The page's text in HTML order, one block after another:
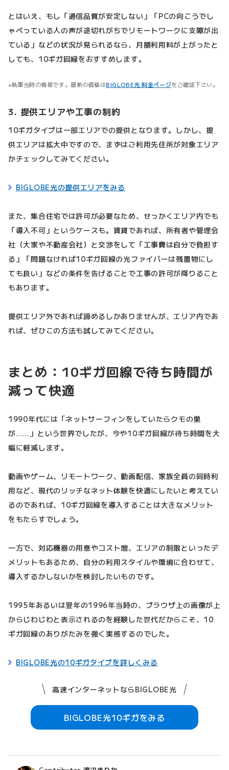
とはいえ、もし「通信品質が安定しない」「PCの向こうでし
ゃべっている人の声が途切れがちでリモートワークに支障が出
ている」などの状況が見られるなら、月額利用料が上がったと
しても、10ギガ回線をおすすめします。
執筆当時の情報です。最新の価格はBIGLOBE光 料金ページをご確認下さい。
3. 提供エリアや工事の制約
10ギガタイプは一部エリアでの提供となります。しかし、提
供エリアは拡大中ですので、まずはご利用先住所が対象エリア
かチェックしてみてください。
BIGLOBE光の提供エリアをみる
また、集合住宅では許可が必要なため、せっかくエリア内でも
「導入不可」というケースも。賃貸であれば、所有者や管理会
社（大家や不動産会社）と交渉をして「工事費は自分で負担す
る」「問題なければ10ギガ回線の光ファイバーは残置物にし
ても良い」などの条件を告げることで工事の許可が降りること
もあります。
提供エリア外であれば諦めるしかありませんが、エリア内であ
れば、ぜひこの方法も試してみてください。
まとめ：10ギガ回線で待ち時間が
減って快適
1990年代には「ネットサーフィンをしていたらクモの巣
が……」という世界でしたが、今や10ギガ回線が待ち時間を大
幅に軽減します。
動画やゲーム、リモートワーク、動画配信、家族全員の同時利
用など、現代のリッチなネット体験を快適にしたいと考えてい
るのであれば、10ギガ回線を導入することは大きなメリット
をもたらすでしょう。
一方で、対応機器の用意やコスト増、エリアの制限といったデ
メリットもあるため、自分の利用スタイルや環境に合わせて、
導入するかしないかを検討したいものです。
1995年あるいは翌年の1996年当時の、ブラウザ上の画像が上
からじわじわと表示されるのを経験した世代だからこそ、10
ギガ回線のありがたみを強く実感するのでした。
BIGLOBE光の10ギガタイプを詳しくみる
高速インターネットならBIGLOBE光
BIGLOBE光10ギガをみる